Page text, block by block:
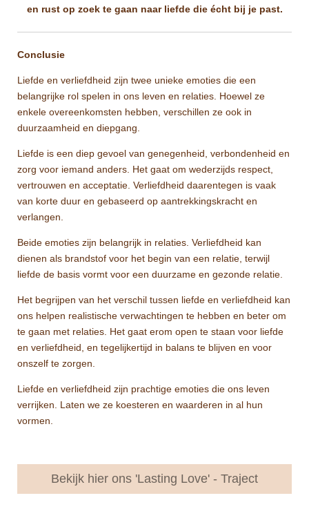
en rust op zoek te gaan naar liefde die écht bij je past.
Conclusie
Liefde en verliefdheid zijn twee unieke emoties die een
belangrijke rol spelen in ons leven en relaties. Hoewel ze
enkele overeenkomsten hebben, verschillen ze ook in
duurzaamheid en diepgang.
Liefde is een diep gevoel van genegenheid, verbondenheid en
zorg voor iemand anders. Het gaat om wederzijds respect,
vertrouwen en acceptatie. Verliefdheid daarentegen is vaak
van korte duur en gebaseerd op aantrekkingskracht en
verlangen.
Beide emoties zijn belangrijk in relaties. Verliefdheid kan
dienen als brandstof voor het begin van een relatie, terwijl
liefde de basis vormt voor een duurzame en gezonde relatie.
Het begrijpen van het verschil tussen liefde en verliefdheid kan
ons helpen realistische verwachtingen te hebben en beter om
te gaan met relaties. Het gaat erom open te staan ​​voor liefde
en verliefdheid, en tegelijkertijd in balans te blijven en voor
onszelf te zorgen.
Liefde en verliefdheid zijn prachtige emoties die ons leven
verrijken. Laten we ze koesteren en waarderen in al hun
vormen.
Bekijk hier ons 'Lasting Love' - Traject